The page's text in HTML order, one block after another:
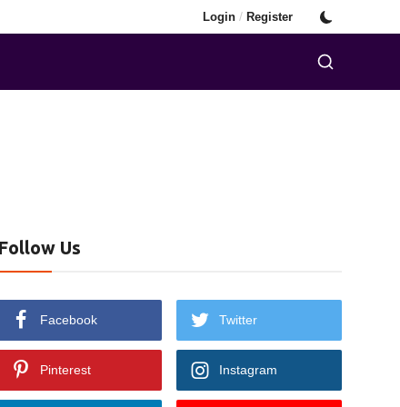
Login / Register
Follow Us
Facebook Twitter
Pinterest Instagram